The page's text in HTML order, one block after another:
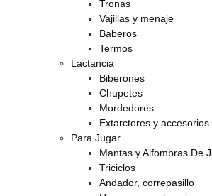
Tronas
Vajillas y menaje
Baberos
Termos
Lactancia
Biberones
Chupetes
Mordedores
Extarctores y accesorios
Para Jugar
Mantas y Alfombras De
Triciclos
Andador, correpasillo